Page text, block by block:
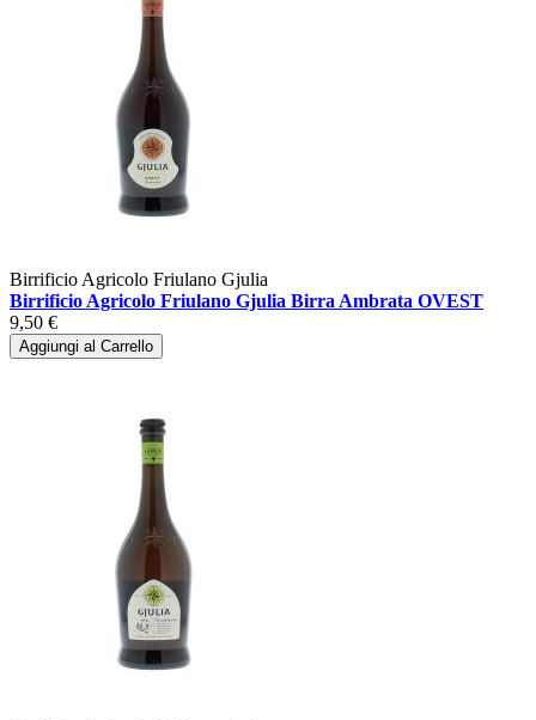
Birrificio Agricolo Friulano Gjulia
Birrificio Agricolo Friulano Gjulia Birra Ambrata OVEST
9,50 €
Aggiungi al Carrello